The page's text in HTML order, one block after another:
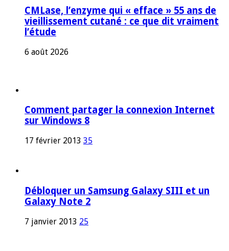
CMLase, l’enzyme qui « efface » 55 ans de
vieillissement cutané : ce que dit vraiment
l’étude
6 août 2026
Comment partager la connexion Internet
sur Windows 8
17 février 2013 35
Débloquer un Samsung Galaxy SIII et un
Galaxy Note 2
7 janvier 2013 25